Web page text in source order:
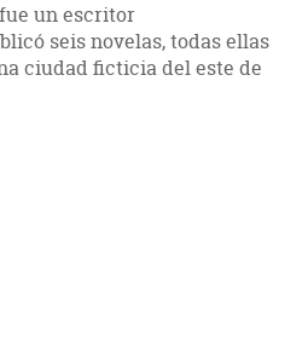
fue un escritor
seis novelas, todas ellas
ciudad ficticia del este de